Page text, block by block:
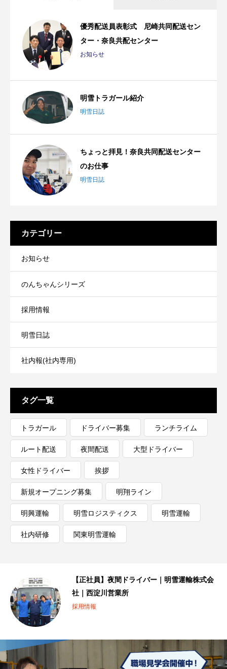
優秀配送員表彰式 尼崎共同配送セン
ター・奈良共配センター
お知らせ
明雪トラガール紹介
明雪日誌
ちょっと拝見！奈良共同配送センター
のお仕事
明雪日誌
カテゴリー
お知らせ
のんちゃんシリーズ
採用情報
明雪日誌
社内報(社内専用)
タグ一覧
トラガール ドライバー募集 ランチライム
ルート配送 夜間配送 大型ドライバー
女性ドライバー 挨拶
新規オープニング募集 明翔ライン
明興運輸 明雪ロジスティクス 明雪運輸
社内研修 関東明雪運輸
【正社員】夜間ドライバー｜明雪運輸株式会
社｜西淀川営業所
採用情報